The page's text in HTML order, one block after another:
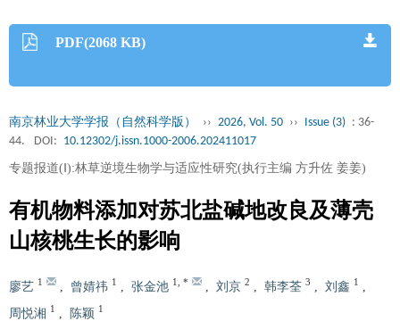
PDF(2068 KB)
南京林业大学学报（自然科学版） ›› 2026, Vol. 50 ›› Issue (3) : 36-
44.
DOI: 10.12302/j.issn.1000-2006.202411017
专题报道(Ⅰ):林草逆境生物学与适应性研究(执行主编 方升佐 姜姜)
有机物料添加对苏北盐碱地改良及薄壳
山核桃生长的影响
廖艺 1 曾婧祎 1 张金池 1, * 刘京 2 韩李荃 3 刘鑫 1
周悦湘 1 陈颖 1